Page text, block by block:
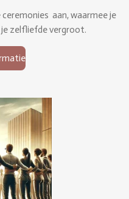
aan, waarmee je
zelfliefde vergroot.